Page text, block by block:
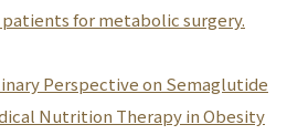
for metabolic surgery.
Perspective on Semaglutide
Nutrition Therapy in Obesity